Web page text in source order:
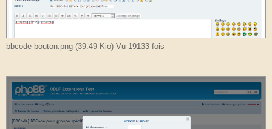
bbcode-bouton.png (39.49 Kio) Vu 19133 fois